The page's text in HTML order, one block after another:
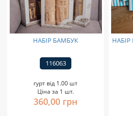
НАБІР БАМБУК
116063
гурт від 1.00 шт
Ціна за 1 шт.
360,00 грн